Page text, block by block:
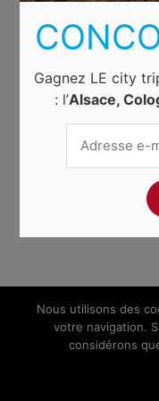
Nous utilisons des
votre navigation.
considérons
Gagnez LE city
: l’Alsace,